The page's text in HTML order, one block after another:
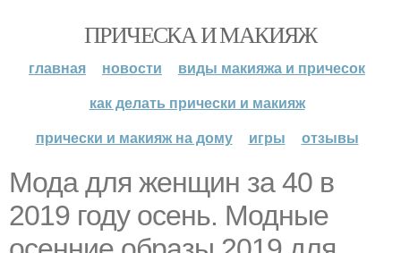
ПРИЧЕСКА И МАКИЯЖ
главная новости
виды макияжа и причесок
как делать прически и макияж
прически и макияж на дому
игры отзывы
Мода для женщин за 40 в
2019 году осень. Модные